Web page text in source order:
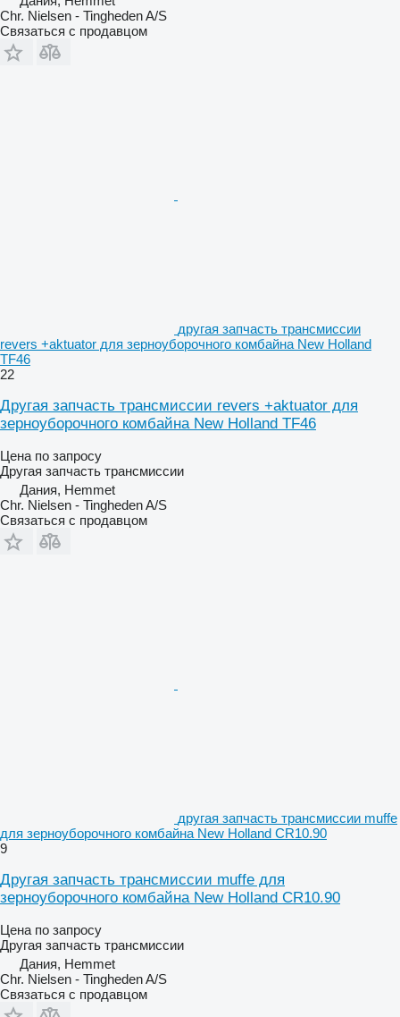
Chr. Nielsen - Tingheden A/S
Связаться с продавцом
другая запчасть трансмиссии
revers +aktuator для зерноуборочного комбайна New Holland
TF46
22
Другая запчасть трансмиссии revers +aktuator для
зерноуборочного комбайна New Holland TF46
Цена по запросу
Другая запчасть трансмиссии
Дания, Hemmet
Chr. Nielsen - Tingheden A/S
Связаться с продавцом
другая запчасть трансмиссии muffe
для зерноуборочного комбайна New Holland CR10.90
9
Другая запчасть трансмиссии muffe для
зерноуборочного комбайна New Holland CR10.90
Цена по запросу
Другая запчасть трансмиссии
Дания, Hemmet
Chr. Nielsen - Tingheden A/S
Связаться с продавцом